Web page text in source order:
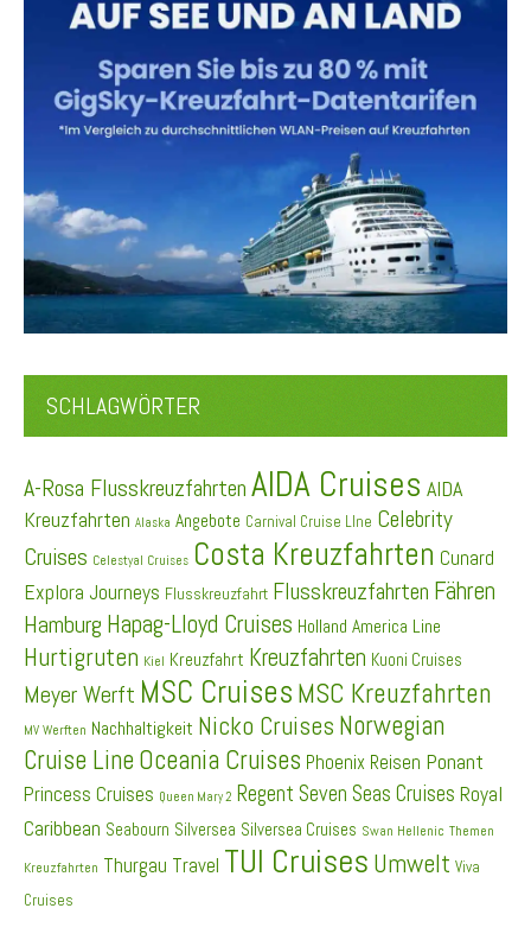
SCHLAGWÖRTER
A-Rosa Flusskreuzfahrten AIDA Cruises AIDA
Kreuzfahrten Alaska Angebote Carnival Cruise LIne Celebrity
Cruises Celestyal Cruises Costa Kreuzfahrten Cunard
Explora Journeys Flusskreuzfahrt Flusskreuzfahrten Fähren
Hamburg Hapag-Lloyd Cruises Holland America Line
Hurtigruten Kiel Kreuzfahrt Kreuzfahrten Kuoni Cruises
Meyer Werft MSC Cruises MSC Kreuzfahrten
MV Werften Nachhaltigkeit Nicko Cruises Norwegian
Cruise Line Oceania Cruises Phoenix Reisen Ponant
Princess Cruises Queen Mary 2 Regent Seven Seas Cruises Royal
Caribbean Seabourn Silversea Silversea Cruises Swan Hellenic Themen
Kreuzfahrten Thurgau Travel TUI Cruises Umwelt Viva
Cruises